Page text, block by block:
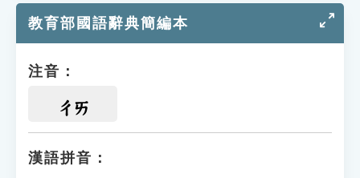
教育部國語辭典簡編本
注音：
ㄔㄞ
漢語拼音：